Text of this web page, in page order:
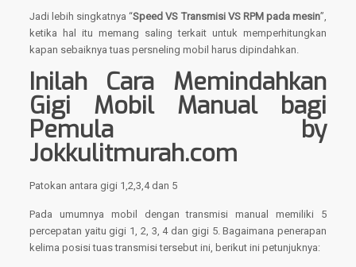
Jadi lebih singkatnya “Speed VS Transmisi VS RPM pada mesin”,
ketika hal itu memang saling terkait untuk memperhitungkan
kapan sebaiknya tuas persneling mobil harus dipindahkan.
Inilah Cara Memindahkan
Gigi Mobil Manual bagi
Pemula by
Jokkulitmurah.com
Patokan antara gigi 1,2,3,4 dan 5
Pada umumnya mobil dengan transmisi manual memiliki 5
percepatan yaitu gigi 1, 2, 3, 4 dan gigi 5. Bagaimana penerapan
kelima posisi tuas transmisi tersebut ini, berikut ini petunjuknya: